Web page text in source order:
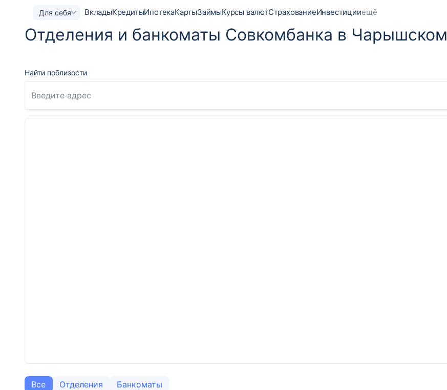
Для себя ВкладыКредитыИпотекаКартыЗаймыКурсы валютСтрахованиеИнвестицииещё
Отделения и банкоматы Совкомбанка в Чарышском
Найти поблизости
Все Отделения Банкоматы